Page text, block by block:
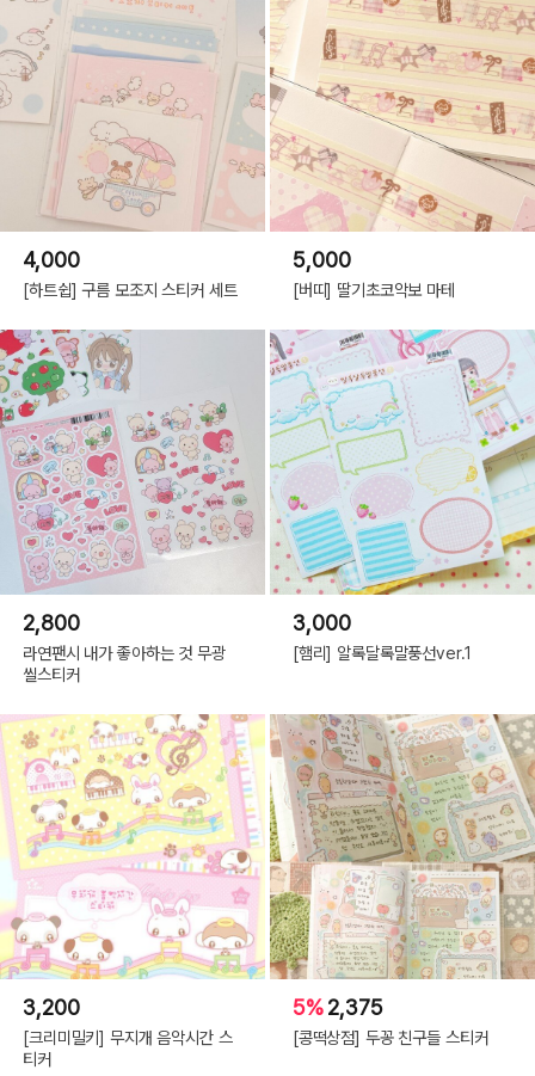
4,000
[하트쉽] 구름 모조지 스티커 세트
5,000
[버띠] 딸기초코악보 마테
2,800
라연팬시 내가 좋아하는 것 무광
씰스티커
3,000
[햄리] 알록달록말풍선ver.1
3,200
[크리미밀키] 무지개 음악시간 스
티커
5%2,375
[콩떡상점] 두꽁 친구들 스티커